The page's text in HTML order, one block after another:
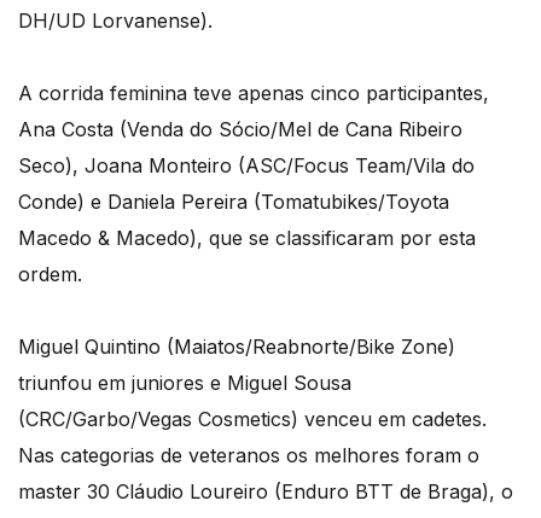
DH/UD Lorvanense).
A corrida feminina teve apenas cinco participantes,
Ana Costa (Venda do Sócio/Mel de Cana Ribeiro
Seco), Joana Monteiro (ASC/Focus Team/Vila do
Conde) e Daniela Pereira (Tomatubikes/Toyota
Macedo & Macedo), que se classificaram por esta
ordem.
Miguel Quintino (Maiatos/Reabnorte/Bike Zone)
triunfou em juniores e Miguel Sousa
(CRC/Garbo/Vegas Cosmetics) venceu em cadetes.
Nas categorias de veteranos os melhores foram o
master 30 Cláudio Loureiro (Enduro BTT de Braga), o